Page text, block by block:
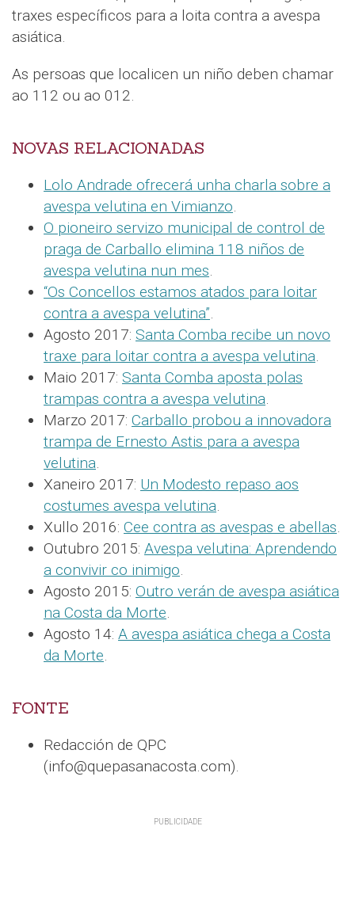
traxes específicos para a loita contra a avespa
asiática.
As persoas que localicen un niño deben chamar
ao 112 ou ao 012.
NOVAS RELACIONADAS
Lolo Andrade ofrecerá unha charla sobre a
avespa velutina en Vimianzo
O pioneiro servizo municipal de control de
praga de Carballo elimina 118 niños de
avespa velutina nun mes
“Os Concellos estamos atados para loitar
contra a avespa velutina”
Agosto 2017: Santa Comba recibe un novo
traxe para loitar contra a avespa velutina
Maio 2017: Santa Comba aposta polas
trampas contra a avespa velutina
Marzo 2017: Carballo probou a innovadora
trampa de Ernesto Astis para a avespa
velutina
Xaneiro 2017: Un Modesto repaso aos
costumes avespa velutina
Xullo 2016: Cee contra as avespas e abellas
Outubro 2015: Avespa velutina: Aprendendo
a convivir co inimigo
Agosto 2015: Outro verán de avespa asiática
na Costa da Morte
Agosto 14: A avespa asiática chega a Costa
da Morte
FONTE
Redacción de QPC
(info@quepasanacosta.com).